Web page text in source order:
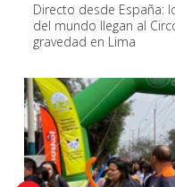
Directo desde España:
del mundo llegan al
gravedad en Lima